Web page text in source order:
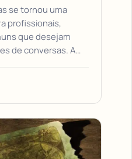
se tornou uma
profissionais,
que desejam
de conversas. A…